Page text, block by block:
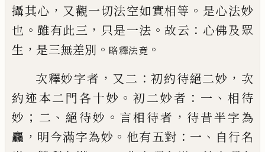
攝其心 ， 又觀一切法空如實相等 。 是心法妙
也 。雖有此三 ， 只是一法 。故云 ： 心佛及眾
生 ， 是三無差別 。 略釋法竟 。
次釋妙字者 ， 又二 ：初約待絕二妙 ， 次
約迹本二門各十妙 。初二妙者 ： 一 、 相待
妙 ； 二 、絕待妙 。 言相待者 ， 待昔半字為
麤 ， 明今滿字為妙 。 他有五對 ： 一 、 自行名